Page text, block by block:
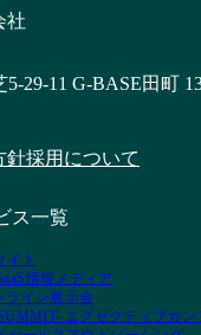
社
29-11 G-BASE田町
針採用について
ス一覧
イト
情報メディア
ライン展示会
エグゼクティブカン